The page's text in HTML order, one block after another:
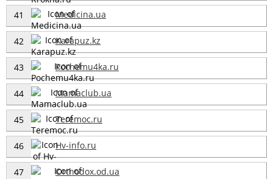
41 Medicina.ua
42 Karapuz.kz
43 Pochemu4ka.ru
44 Mamaclub.ua
45 Teremoc.ru
46 Hv-info.ru
47 Orthodox.od.ua